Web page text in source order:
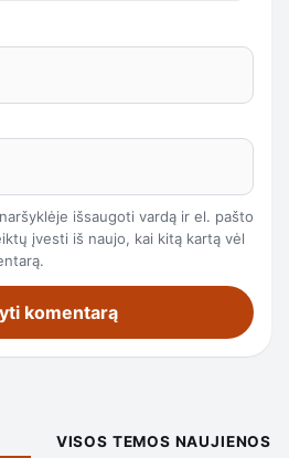
išsaugoti vardą ir el. pašto
įvesti iš naujo, kai kitą kartą vėl
VISOS TEMOS NAUJIENOS